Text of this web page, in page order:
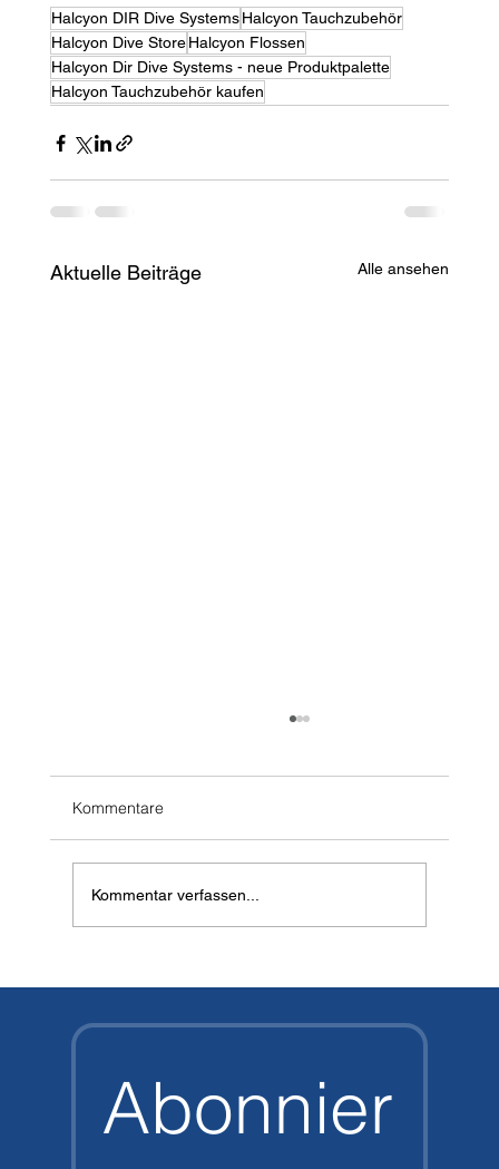
Halcyon DIR Dive Systems Halcyon Tauchzubehör
Halcyon Dive Store Halcyon Flossen
Halcyon Dir Dive Systems - neue Produktpalette
Halcyon Tauchzubehör kaufen
Aktuelle Beiträge Alle ansehen
Kommentare
Kommentar verfassen...
Abonnier